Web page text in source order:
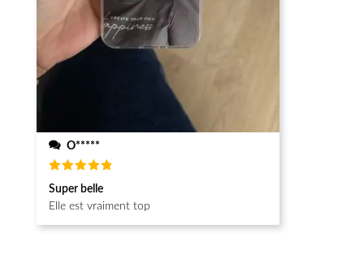
O*****
Note
5
sur 5
Super belle
Elle est vraiment top